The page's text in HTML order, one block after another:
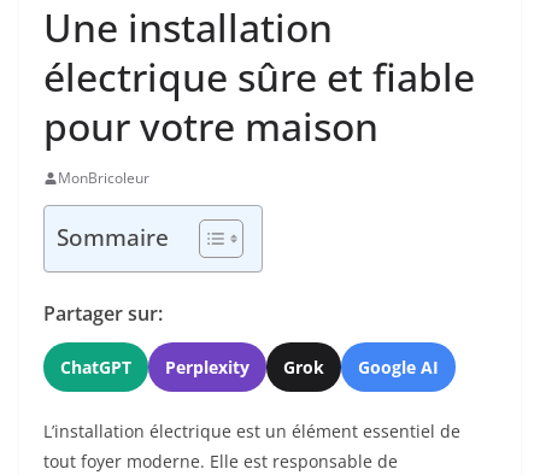
Une installation
électrique sûre et fiable
pour votre maison
MonBricoleur
Sommaire
Partager sur:
ChatGPT Perplexity Grok Google AI
L’installation électrique est un élément essentiel de
tout foyer moderne. Elle est responsable de